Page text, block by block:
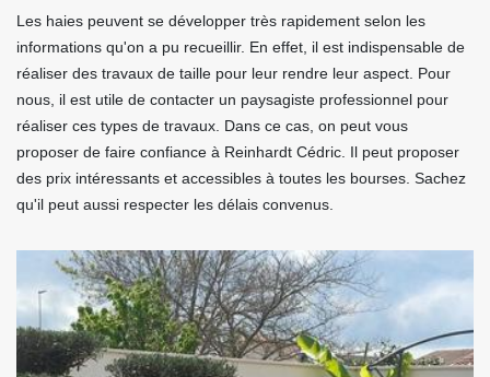
Les haies peuvent se développer très rapidement selon les
informations qu'on a pu recueillir. En effet, il est indispensable de
réaliser des travaux de taille pour leur rendre leur aspect. Pour
nous, il est utile de contacter un paysagiste professionnel pour
réaliser ces types de travaux. Dans ce cas, on peut vous
proposer de faire confiance à Reinhardt Cédric. Il peut proposer
des prix intéressants et accessibles à toutes les bourses. Sachez
qu'il peut aussi respecter les délais convenus.